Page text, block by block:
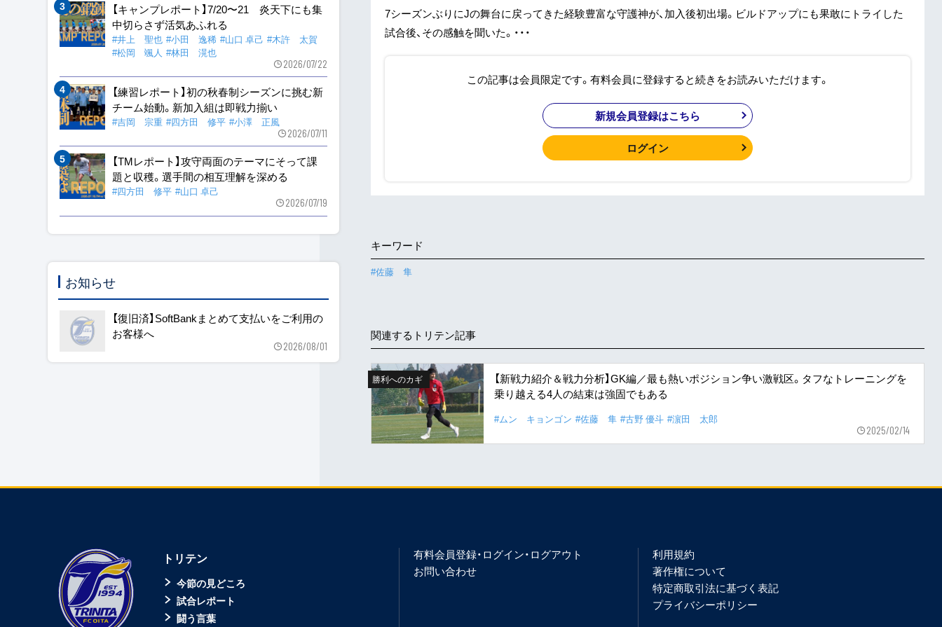
7シーズンぶりにJの舞台に戻ってきた経験豊富な守護神が、加入後初出場。ビルドアップにも果敢にトライした
試合後、その感触を聞いた。・・・
この記事は会員限定です。有料会員に登録すると続きをお読みいただけます。
新規会員登録はこちら
ログイン
キーワード
#佐藤 隼
関連するトリテン記事
勝利へのカギ
【新戦力紹介＆戦力分析】GK編／最も熱いポジション争い激戦区。タフなトレーニングを
乗り越える4人の結束は強固でもある
#ムン キョンゴン #佐藤 隼 #古野 優斗 #濵田 太郎
2025/02/14
【キャンプレポート】7/20〜21 炎天下にも集
中切らさず活気あふれる
#井上 聖也 #小田 逸稀 #山口 卓己 #木許 太賀
#松岡 颯人 #林田 滉也
2026/07/22
【練習レポート】初の秋春制シーズンに挑む新
チーム始動。新加入組は即戦力揃い
#吉岡 宗重 #四方田 修平 #小澤 正風
2026/07/11
【TMレポート】攻守両面のテーマにそって課
題と収穫。選手間の相互理解を深める
#四方田 修平 #山口 卓己
2026/07/19
お知らせ
【復旧済】SoftBankまとめて支払いをご利用の
お客様へ
2026/08/01
トリテン
今節の見どころ
試合レポート
闘う言葉
有料会員登録・ログイン・ログアウト
お問い合わせ
利用規約
著作権について
特定商取引法に基づく表記
プライバシーポリシー